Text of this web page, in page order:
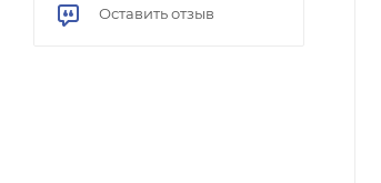
Оставить отзыв